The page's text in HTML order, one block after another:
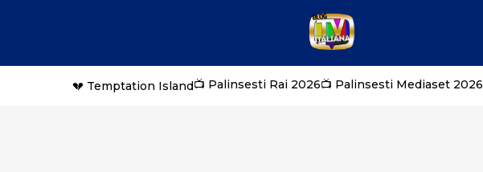
💔 Temptation Island📺 Palinsesti Rai 2026📺 Palinsesti Mediaset 2026